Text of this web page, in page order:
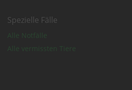
Spezielle Fälle
Alle Notfälle
Alle vermissten Tiere